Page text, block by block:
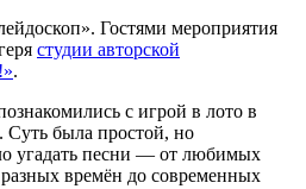
Гостями мероприятия
студии авторской
.
с игрой в лото в
Суть была простой, но
угадать песни — от любимых
времён до современных